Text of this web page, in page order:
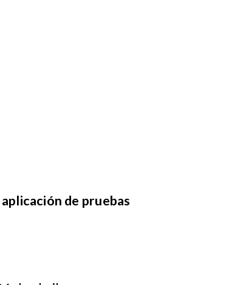
aplicación de pruebas